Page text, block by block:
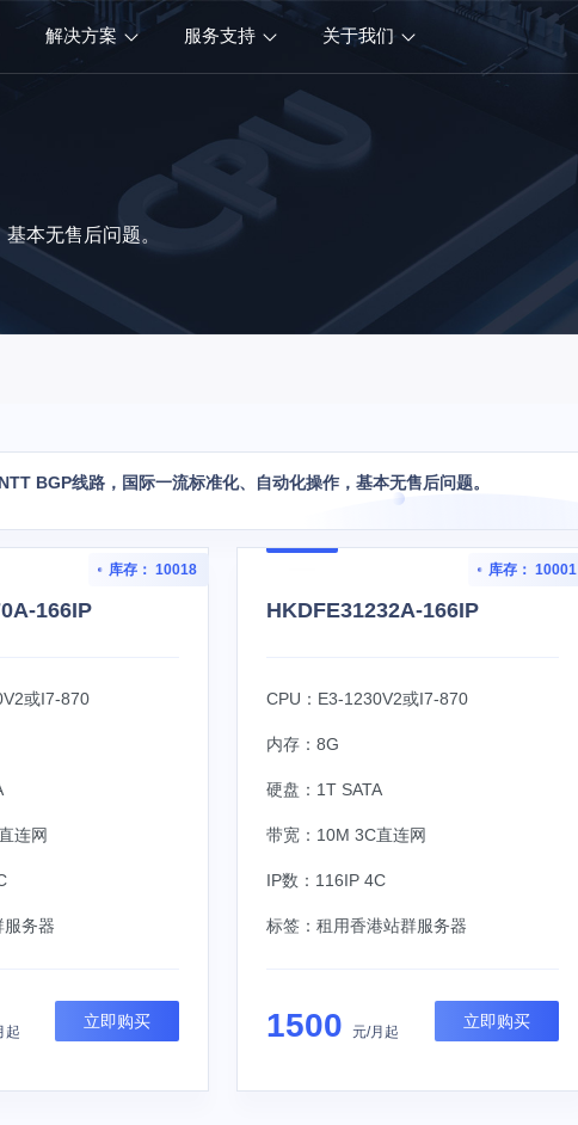
解决方案 服务支持 关于我们
本无售后问题。
BGP线路，国际一流标准化、自动化操作，基本无售后问题。
库存： 10018
166IP
或I7-870
连网
服务器
起
立即购买
库存： 10001
HKDFE31232A-166IP
CPU：E3-1230V2或I7-870
内存：8G
硬盘：1T SATA
带宽：10M 3C直连网
IP数：116IP 4C
标签：租用香港站群服务器
1500元/月起
立即购买